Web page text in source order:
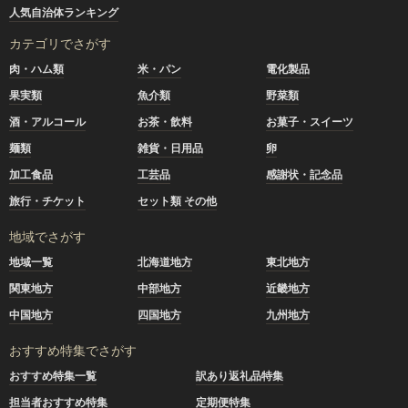
人気自治体ランキング
カテゴリでさがす
肉・ハム類 米・パン
電化製品
果実類
魚介類
野菜類
酒・アルコール
お茶・飲料
お菓子・スイーツ
麺類
雑貨・日用品
卵
加工食品
工芸品
感謝状・記念品
旅行・チケット
セット類 その他
地域でさがす
地域一覧 北海道地方
東北地方
関東地方
中部地方
近畿地方
中国地方
四国地方 九州地方
おすすめ特集でさがす
おすすめ特集一覧
訳あり返礼品特集
担当者おすすめ特集
定期便特集